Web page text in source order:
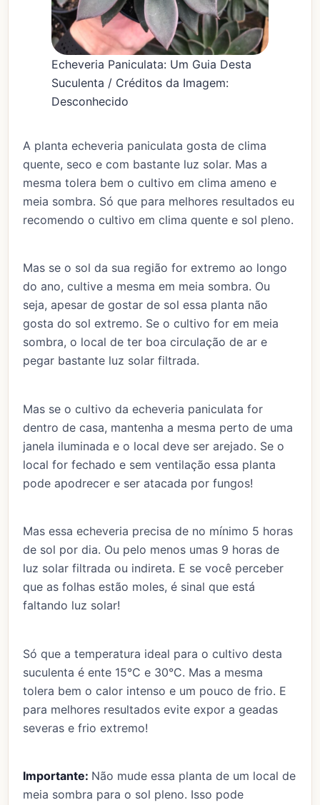
Echeveria Paniculata: Um Guia Desta
Suculenta / Créditos da Imagem:
Desconhecido
A planta echeveria paniculata gosta de clima
quente, seco e com bastante luz solar. Mas a
mesma tolera bem o cultivo em clima ameno e
meia sombra. Só que para melhores resultados eu
recomendo o cultivo em clima quente e sol pleno.
Mas se o sol da sua região for extremo ao longo
do ano, cultive a mesma em meia sombra. Ou
seja, apesar de gostar de sol essa planta não
gosta do sol extremo. Se o cultivo for em meia
sombra, o local de ter boa circulação de ar e
pegar bastante luz solar filtrada.
Mas se o cultivo da echeveria paniculata for
dentro de casa, mantenha a mesma perto de uma
janela iluminada e o local deve ser arejado. Se o
local for fechado e sem ventilação essa planta
pode apodrecer e ser atacada por fungos!
Mas essa echeveria precisa de no mínimo 5 horas
de sol por dia. Ou pelo menos umas 9 horas de
luz solar filtrada ou indireta. E se você perceber
que as folhas estão moles, é sinal que está
faltando luz solar!
Só que a temperatura ideal para o cultivo desta
suculenta é ente 15°C e 30°C. Mas a mesma
tolera bem o calor intenso e um pouco de frio. E
para melhores resultados evite expor a geadas
severas e frio extremo!
Importante: Não mude essa planta de um local de
meia sombra para o sol pleno. Isso pode